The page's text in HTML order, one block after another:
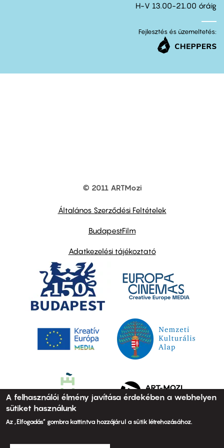
H-V 13.00-21.00 óráig
Fejlesztés és üzemeltetés:
© 2011 ARTMozi
Általános Szerződési Feltételek
BudapestFilm
Adatkezelési tájékoztató
A felhasználói élmény javítása érdekében a webhelyen
sütiket használunk
Az „Elfogadás” gombra kattintva hozzájárul a sütik létrehozásához.